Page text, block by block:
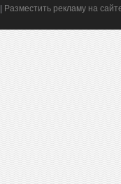
Разместить рекламу на